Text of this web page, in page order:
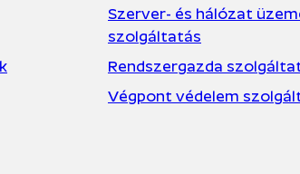
Szerver- és hálózat
szolgáltatás
Rendszergazda
Végpont védelem